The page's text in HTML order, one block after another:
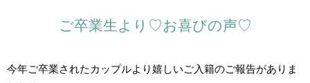
ご卒業生より♡お喜びの声♡
今年ご卒業されたカップルより嬉しいご入籍のご報告がありま